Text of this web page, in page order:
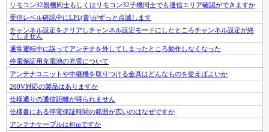
リモコン32親機同士もしくはリモコン32子機同士でも通信エリア確認ができますか
受信レベル確認中にLP1(青)がずっと点滅します
チャンネル設定をクリアしチャンネル設定モードにしたところチャンネル設定が終
了しません
通常運転中に誤ってアンテナを外してしまったところ動作しなくなった
停電保証用充電池の充電について
アンテナユニットや中継機を取りつける金具はどんなものを使えばよいか
200V対応の製品はありますか
仕様通りの通信距離が得られません
仕様書にある停電保証時間の範囲が広いのはなぜですか
アンテナケーブルは何mですか